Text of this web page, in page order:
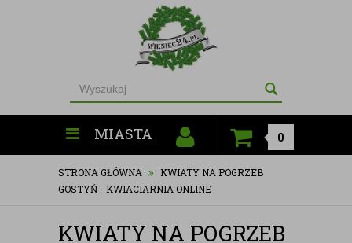
MIASTA 0
STRONA GŁÓWNA
KWIATY NA POGRZEB
GOSTYŃ - KWIACIARNIA ONLINE
KWIATY NA POGRZEB